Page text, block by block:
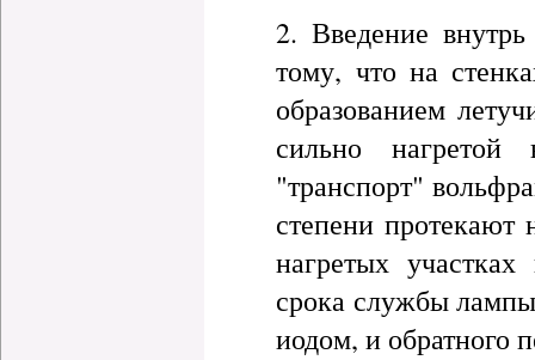
2. Введение
тому, что на
образованием
сильно нагретой
"транспорт"
степени протекают
нагретых
срока службы
иодом, и обратного